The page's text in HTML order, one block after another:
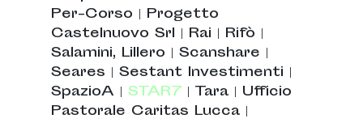
Per-Corso | Progetto
Castelnuovo Srl | Rai | Rifò |
Salamini, Lillero | Scanshare |
Seares | Sestant Investimenti |
SpazioA | STAR7 | Tara | Ufficio
Pastorale Caritas Lucca |